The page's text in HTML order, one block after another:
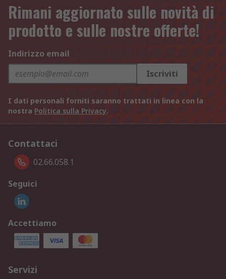
Rimani aggiornato sulle novità di
prodotto e sulle nostre offerte!
Indirizzo email
Iscriviti
I dati personali forniti saranno trattati in linea con la
nostra Politica sulla Privacy.
Contattaci
02.66.058.1
Seguici
Accettiamo
Servizi